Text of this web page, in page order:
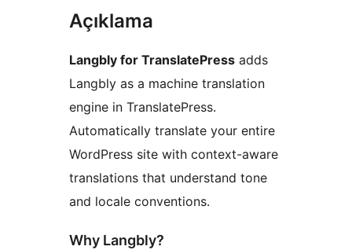
Açıklama
Langbly for TranslatePress adds
Langbly as a machine translation
engine in TranslatePress.
Automatically translate your entire
WordPress site with context-aware
translations that understand tone
and locale conventions.
Why Langbly?